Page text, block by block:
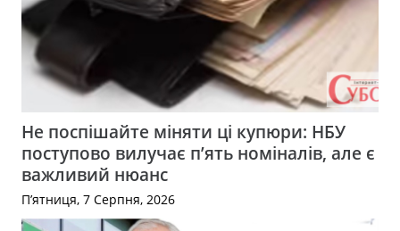
Не поспішайте міняти ці купюри: НБУ
поступово вилучає п’ять номіналів, але є
важливий нюанс
П’ятниця, 7 Серпня, 2026